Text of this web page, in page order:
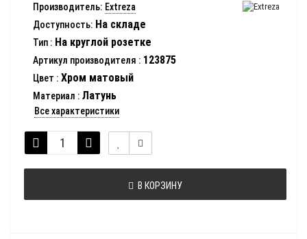
Производитель: Extreza
Доступность: На складе
Тип : На круглой розетке
Артикул производителя : 123875
Цвет : Хром матовый
Материал : Латунь
Все характеристики
В КОРЗИНУ